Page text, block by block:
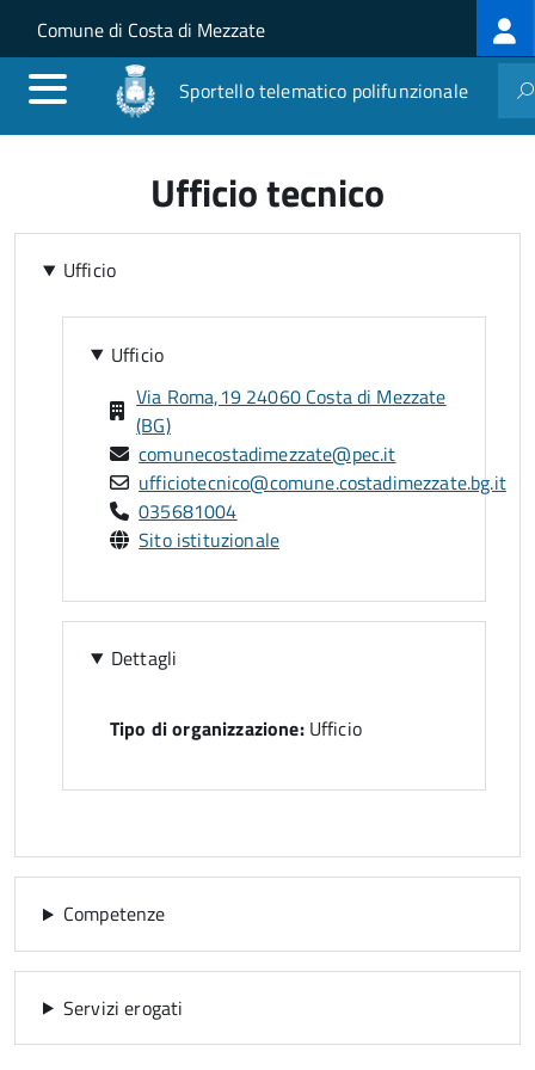
Salta al contenuto principale
Skip to site navigation
Comune di Costa di Mezzate
Sportello telematico polifunzionale
Ufficio tecnico
Ufficio
Ufficio
Via Roma,19 24060 Costa di Mezzate
(BG)
comunecostadimezzate@pec.it
ufficiotecnico@comune.costadimezzate.bg.it
035681004
Sito istituzionale
Dettagli
Tipo di organizzazione:Ufficio
Competenze
Servizi erogati